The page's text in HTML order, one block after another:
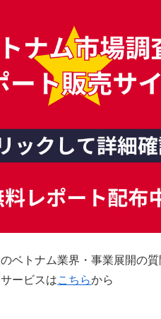
ベトナム業界・事業展開の質
ービスはこちらから